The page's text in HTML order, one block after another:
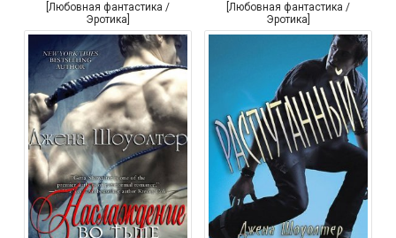
[Любовная фантастика /
Эротика]
[Любовная фантастика /
Эротика]